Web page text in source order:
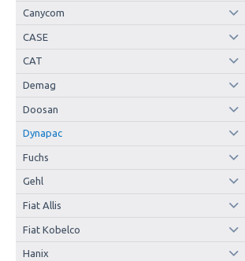
Canycom
CASE
CAT
Demag
Doosan
Dynapac
Fuchs
Gehl
Fiat Allis
Fiat Kobelco
Hanix